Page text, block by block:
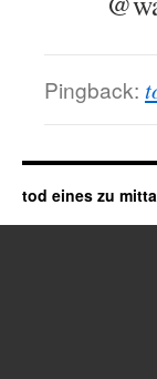
Pingback:
tod eines zu